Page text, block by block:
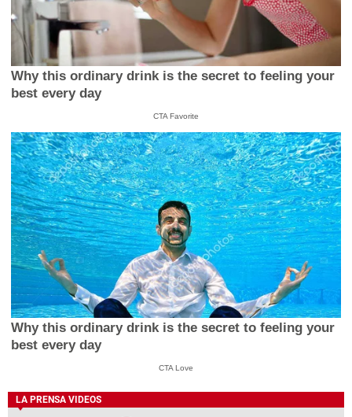
Why this ordinary drink is the secret to feeling your
best every day
CTA Favorite
Why this ordinary drink is the secret to feeling your
best every day
CTA Love
LA PRENSA VIDEOS